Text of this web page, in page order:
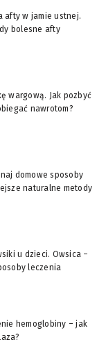
afty w jamie ustnej.
bolesne afty
wargową. Jak pozbyć
nawrotom?
domowe sposoby
naturalne metody
u dzieci. Owsica –
leczenia
hemoglobiny – jak